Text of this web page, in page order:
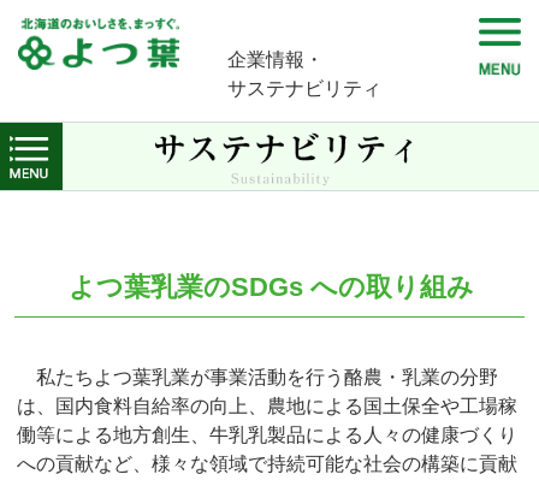
企業情報・
サステナビリティ
よつ葉乳業のSDGs への取り組み
私たちよつ葉乳業が事業活動を行う酪農・乳業の分野
は、国内食料自給率の向上、農地による国土保全や工場稼
働等による地方創生、牛乳乳製品による人々の健康づくり
への貢献など、様々な領域で持続可能な社会の構築に貢献